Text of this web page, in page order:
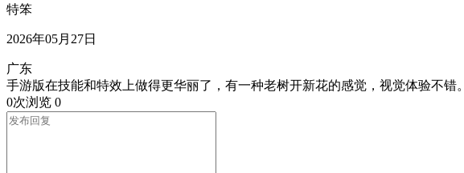
特笨
2026年05月27日
广东
手游版在技能和特效上做得更华丽了，有一种老树开新花的感觉，视觉体验不错。
0次浏览 0